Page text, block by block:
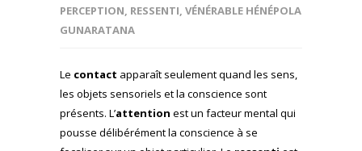
PERCEPTION, RESSENTI, VÉNÉRABLE HÉNÉPOLA
GUNARATANA
Le contact apparaît seulement quand les sens,
les objets sensoriels et la conscience sont
présents. L’attention est un facteur mental qui
pousse délibérément la conscience à se